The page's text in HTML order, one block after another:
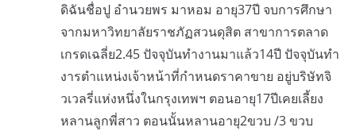
ดิฉันชื่อปู อำนวยพร มาหอม อายุ37ปี จบการศึกษา
จากมหาวิทยาลัยราชภัฏสวนดุสิต สาขาการตลาด
เกรดเฉลี่ย2.45 ปัจจุบันทำงานมาแล้ว14ปี ปัจจุบันทำ
งารตำแหน่งเจ้าหน้าที่กำหนดราคาขาย อยู่บริษัทจิ
วเวลรี่แห่งหนึ่งในกรุงเทพฯ ตอนอายุ17ปีเคยเลี้ยง
หลานลูกพี่สาว ตอนนั้นหลานอายุ2ขวบ /3 ขวบ